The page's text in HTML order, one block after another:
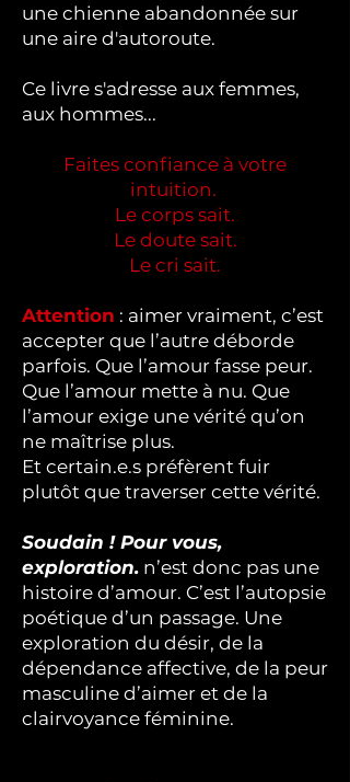
une chienne abandonnée sur
une aire d'autoroute.
Ce livre s'adresse aux femmes,
aux hommes...
Faites confiance à votre
intuition.
Le corps sait.
Le doute sait.
Le cri sait.
Attention : aimer vraiment, c’est
accepter que l’autre déborde
parfois. Que l’amour fasse peur.
Que l’amour mette à nu. Que
l’amour exige une vérité qu’on
ne maîtrise plus.
Et certain.e.s préfèrent fuir
plutôt que traverser cette vérité.
Soudain ! Pour vous,
exploration. n’est donc pas une
histoire d’amour. C’est l’autopsie
poétique d’un passage. Une
exploration du désir, de la
dépendance affective, de la peur
masculine d’aimer et de la
clairvoyance féminine.